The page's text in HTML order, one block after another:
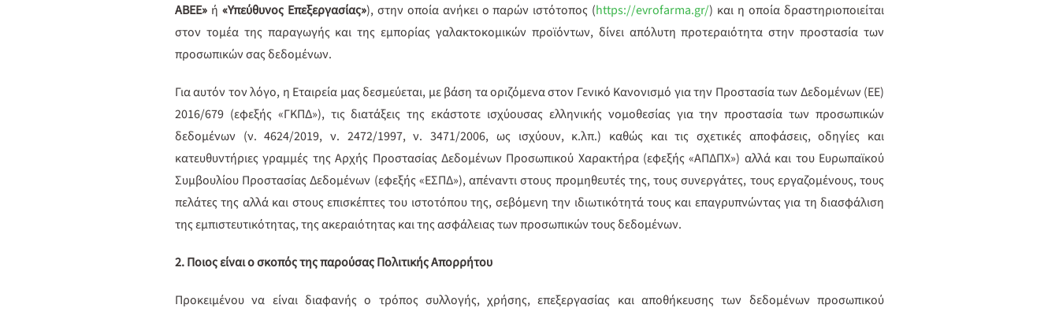
ΑΒΕΕ» ή «Υπεύθυνος Επεξεργασίας»), στην οποία ανήκει ο παρών ιστότοπος (https://evrofarma.gr/) και η οποία δραστηριοποιείται
στον τομέα της παραγωγής και της εμπορίας γαλακτοκομικών προϊόντων, δίνει απόλυτη προτεραιότητα στην προστασία των
προσωπικών σας δεδομένων.
Για αυτόν τον λόγο, η Εταιρεία μας δεσμεύεται, με βάση τα οριζόμενα στον Γενικό Κανονισμό για την Προστασία των Δεδομένων (EE)
2016/679 (εφεξής «ΓΚΠΔ»), τις διατάξεις της εκάστοτε ισχύουσας ελληνικής νομοθεσίας για την προστασία των προσωπικών
δεδομένων (ν. 4624/2019, ν. 2472/1997, ν. 3471/2006, ως ισχύουν, κ.λπ.) καθώς και τις σχετικές αποφάσεις, οδηγίες και
κατευθυντήριες γραμμές της Αρχής Προστασίας Δεδομένων Προσωπικού Χαρακτήρα (εφεξής «ΑΠΔΠΧ») αλλά και του Ευρωπαϊκού
Συμβουλίου Προστασίας Δεδομένων (εφεξής «ΕΣΠΔ»), απέναντι στους προμηθευτές της, τους συνεργάτες, τους εργαζομένους, τους
πελάτες της αλλά και στους επισκέπτες του ιστοτόπου της, σεβόμενη την ιδιωτικότητά τους και επαγρυπνώντας για τη διασφάλιση
της εμπιστευτικότητας, της ακεραιότητας και της ασφάλειας των προσωπικών τους δεδομένων.
2. Ποιος είναι ο σκοπός της παρούσας Πολιτικής Απορρήτου
Προκειμένου να είναι διαφανής ο τρόπος συλλογής, χρήσης, επεξεργασίας και αποθήκευσης των δεδομένων προσωπικού